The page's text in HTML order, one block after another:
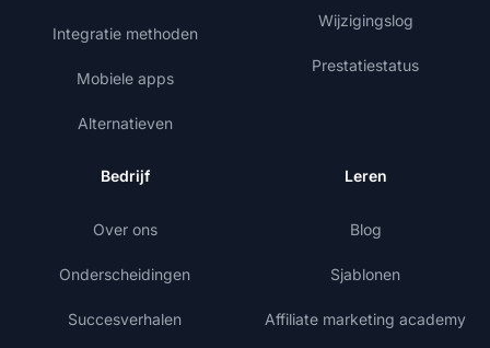
Integratie methoden
Mobiele apps
Alternatieven
Wijzigingslog
Prestatiestatus
Bedrijf
Over ons
Onderscheidingen
Succesverhalen
Leren
Blog
Sjablonen
Affiliate marketing academy